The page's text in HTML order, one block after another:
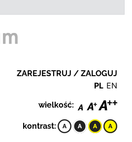
ZAREJESTRUJ / ZALOGUJ
PL EN
wielkość:
kontrast: